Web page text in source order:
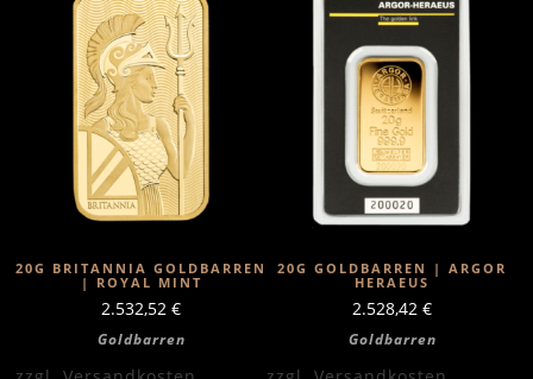
20G BRITANNIA GOLDBARREN
| ROYAL MINT
2.532,52 €
Goldbarren
20G GOLDBARREN | ARGOR
HERAEUS
2.528,42 €
Goldbarren